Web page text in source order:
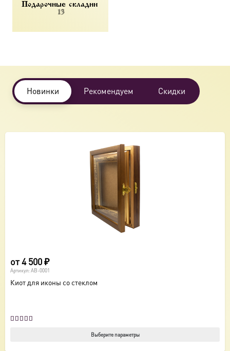
Подарочные складни
13
Новинки Рекомендуем Скидки
от4 500₽
Артикул:AB-0001
Киот для иконы со стеклом
Выберите параметры